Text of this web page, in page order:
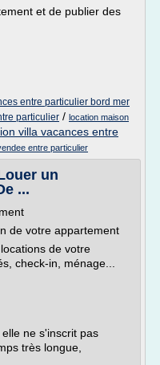
et de publier des
entre particulier bord mer
particulier / location maison
villa vacances entre
entre particulier
un
...
de votre appartement
de votre
check-in, ménage...
ne s'inscrit pas
très longue,